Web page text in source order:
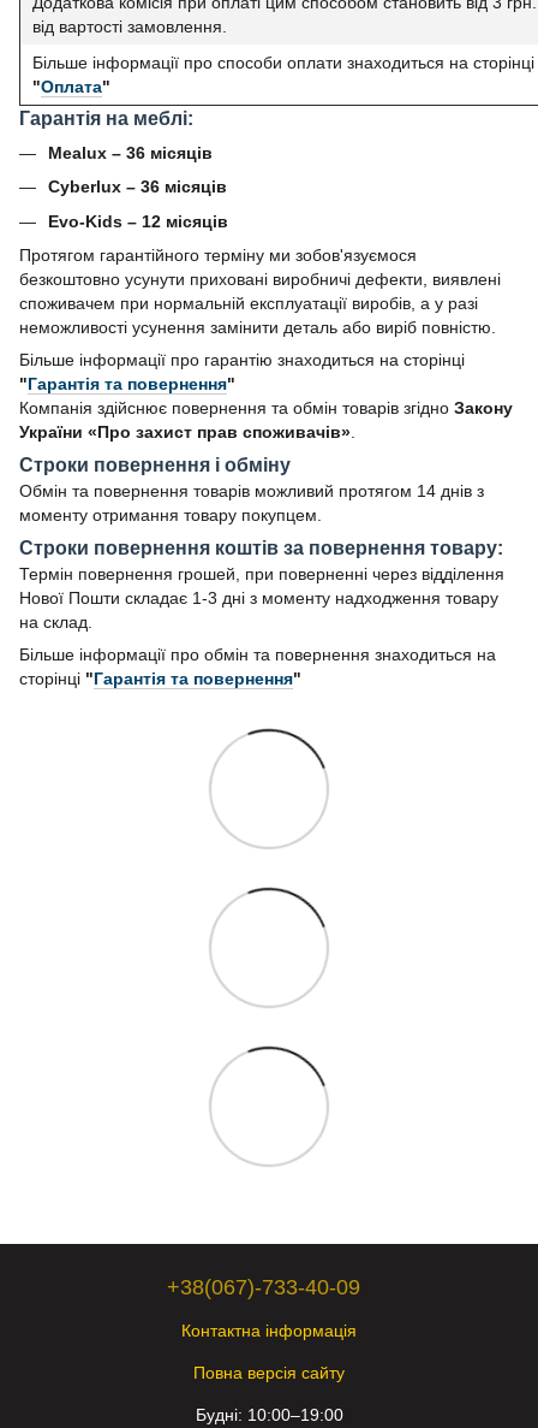
від вартості замовлення.
Більше інформації про способи оплати знаходиться на сторінці
"Оплата"
Гарантія на меблі:
Mealux – 36 місяців
Cyberlux – 36 місяців
Evo-Kids – 12 місяців
Протягом гарантійного терміну ми зобов'язуємося
безкоштовно усунути приховані виробничі дефекти, виявлені
споживачем при нормальній експлуатації виробів, а у разі
неможливості усунення замінити деталь або виріб повністю.
Більше інформації про гарантію знаходиться на сторінці
"Гарантія та повернення"
Компанія здійснює повернення та обмін товарів згідно Закону
України «Про захист прав споживачів»
Строки повернення і обміну
Обмін та повернення товарів можливий протягом 14 днів з
моменту отримання товару покупцем.
Строки повернення коштів за повернення товару:
Термін повернення грошей, при поверненні через відділення
Нової Пошти складає 1-3 дні з моменту надходження товару
на склад.
Більше інформації про обмін та повернення знаходиться на
сторінці "Гарантія та повернення"
+38(067)-733-40-09
Контактна інформація
Повна версія сайту
Будні: 10:00–19:00